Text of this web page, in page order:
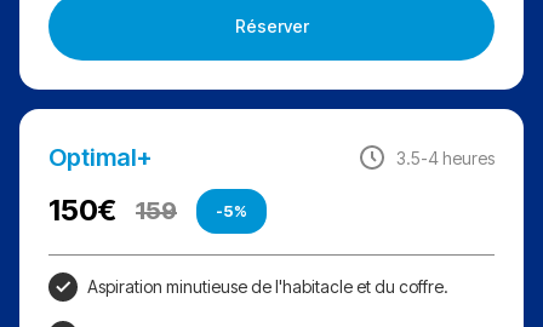
Réserver
150€ 159 -5%
Optimal+ 3.5-4 heures
Aspiration minutieuse de l'habitacle et du coffre.